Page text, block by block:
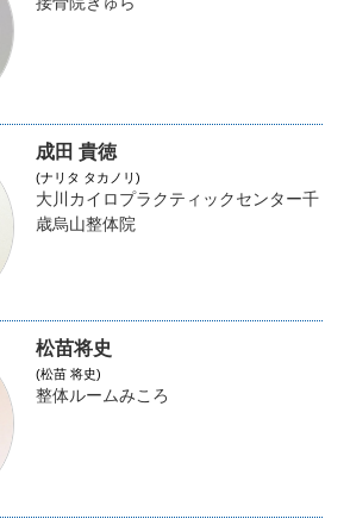
成田 貴徳
(ナリタ タカノリ)
大川カイロプラクティックセンター千
歳烏山整体院
松苗将史
(松苗 将史)
整体ルームみころ